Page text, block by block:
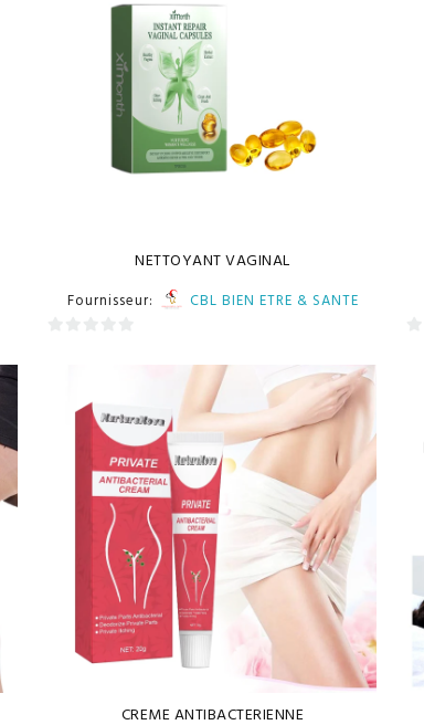
NETTOYANT VAGINAL
Fournisseur:
CBL BIEN ETRE & SANTE
CREME ANTIBACTERIENNE